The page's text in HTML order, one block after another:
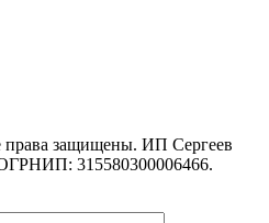
защищены. ИП Сергеев
315580300006466.